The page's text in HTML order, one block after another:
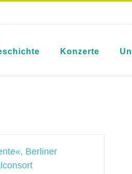
Konzerte
Berliner